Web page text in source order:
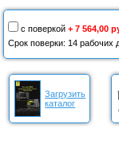
с поверкой + 7 564,00
Срок поверки: 14 рабочих
Загрузить
каталог